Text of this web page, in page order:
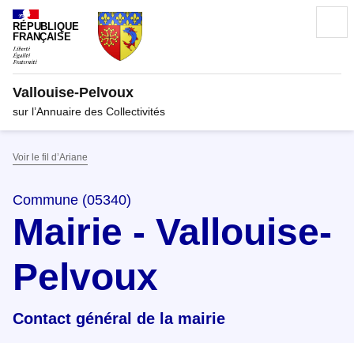
RÉPUBLIQUE
FRANÇAISE
Vallouise-Pelvoux
sur l’Annuaire des Collectivités
Voir le fil d’Ariane
Commune (05340)
Mairie - Vallouise-
Pelvoux
Contact général de la mairie